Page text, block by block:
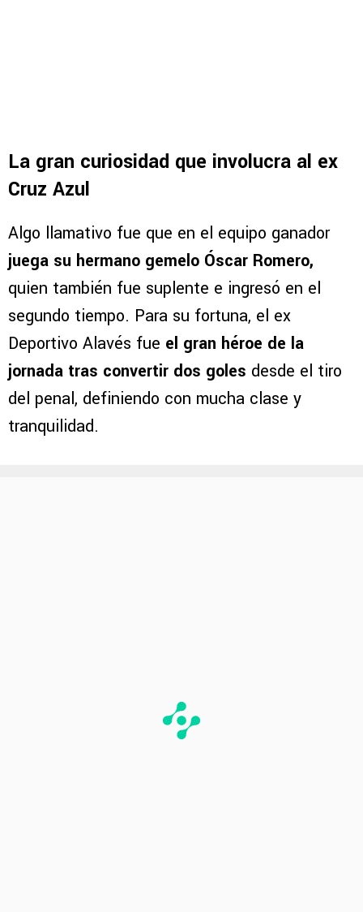
La gran curiosidad que involucra al ex
Cruz Azul
Algo llamativo fue que en el equipo ganador
juega su hermano gemelo Óscar Romero,
quien también fue suplente e ingresó en el
segundo tiempo. Para su fortuna, el ex
Deportivo Alavés fue el gran héroe de la
jornada tras convertir dos goles desde el tiro
del penal, definiendo con mucha clase y
tranquilidad.